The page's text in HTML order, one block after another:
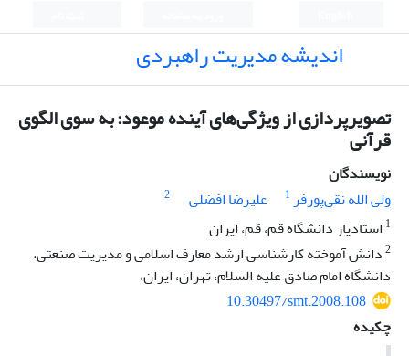
اندیشه مدیریت راهبردی
تصویرپردازی از ویژگی‌‌‌های آینده موعود: به ‌سوی الگوی
قرآنی
نویسندگان
ولی الله نقی‌پورفر1 علیرضا افضلی
2
1 استادیار دانشگاه قم، قم، ایران
2دانش آموخته کارشناسی ارشد معارف اسلامی و مدیریت صنعتی،
دانشگاه امام صادق علیه السلام، تهران، ایران،
10.30497/smt.2008.108
چکیده